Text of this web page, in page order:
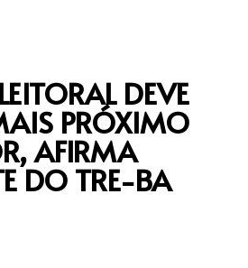
DEVE
PRÓXIMO
AFIRMA
DO TRE-BA